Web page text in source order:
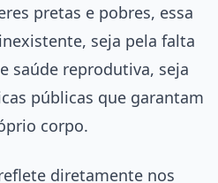
pretas e pobres, essa
seja pela falta
saúde reprodutiva, seja
públicas que garantam
corpo.
diretamente nos